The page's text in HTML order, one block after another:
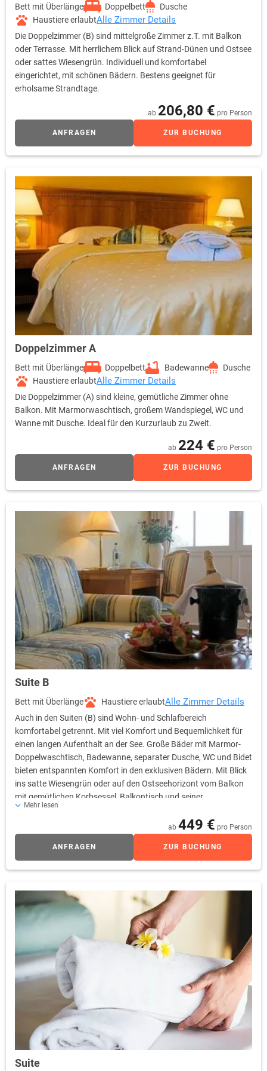
Bett mit Überlänge Doppelbett
Dusche
Haustiere erlaubtAlle Zimmer Details
Die Doppelzimmer (B) sind mittelgroße Zimmer z.T. mit Balkon
oder Terrasse. Mit herrlichem Blick auf Strand-Dünen und Ostsee
oder sattes Wiesengrün. Individuell und komfortabel
eingerichtet, mit schönen Bädern. Bestens geeignet für
erholsame Strandtage.
ab 206,80 € pro Person
ANFRAGEN ZUR BUCHUNG
Doppelzimmer A
Bett mit Überlänge Doppelbett Badewanne
Dusche
Haustiere erlaubtAlle Zimmer Details
Die Doppelzimmer (A) sind kleine, gemütliche Zimmer ohne
Balkon. Mit Marmorwaschtisch, großem Wandspiegel, WC und
Wanne mit Dusche. Ideal für den Kurzurlaub zu Zweit.
ab 224 € pro Person
ANFRAGEN ZUR BUCHUNG
Suite B
Bett mit Überlänge Haustiere erlaubtAlle Zimmer Details
Auch in den Suiten (B) sind Wohn- und Schlafbereich
komfortabel getrennt. Mit viel Komfort und Bequemlichkeit für
einen langen Aufenthalt an der See. Große Bäder mit Marmor-
Doppelwaschtisch, Badewanne, separater Dusche, WC und Bidet
bieten entspannten Komfort in den exklusiven Bädern. Mit Blick
ins satte Wiesengrün oder auf den Ostseehorizont vom Balkon
mit gemütlichen Korbsessel, Balkontisch und seiner
Blütenpracht im Sommer. Breite Komfortbetten, extralang,
sorgen für wunderbares Ausschlafvergnügen. Nach
erlebnisreichen Tagen lädt der stilvolle Wohnbereich zur
Erholung ein.
Mehr lesen
ab 449 € pro Person
ANFRAGEN ZUR BUCHUNG
Suite